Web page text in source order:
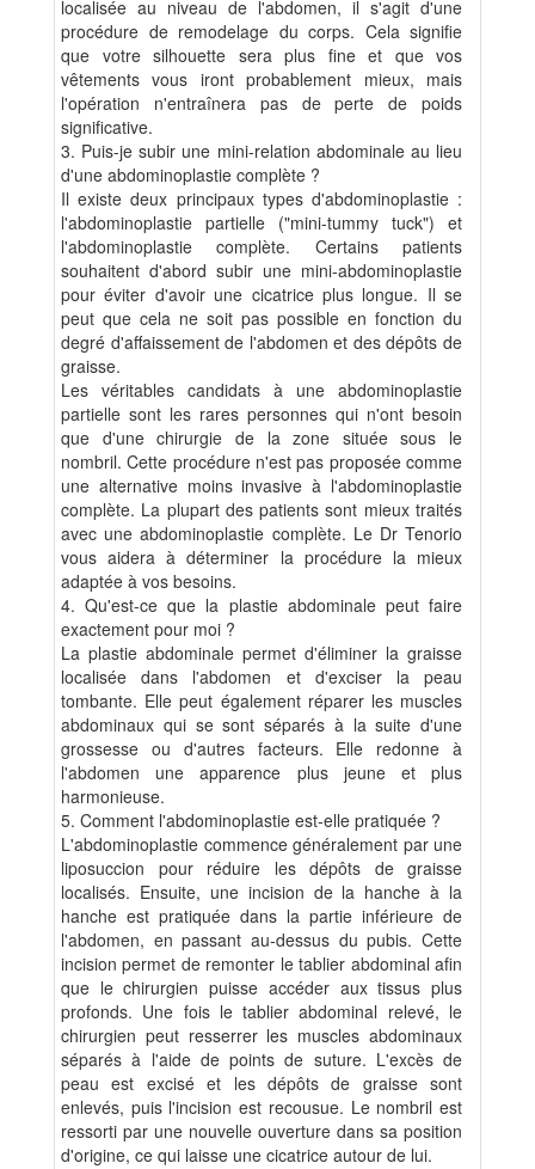
localisée au niveau de l'abdomen, il s'agit d'une
procédure de remodelage du corps. Cela signifie
que votre silhouette sera plus fine et que vos
vêtements vous iront probablement mieux, mais
l'opération n'entraînera pas de perte de poids
significative.
3. Puis-je subir une mini-relation abdominale au lieu
d'une abdominoplastie complète ?
Il existe deux principaux types d'abdominoplastie :
l'abdominoplastie partielle ("mini-tummy tuck") et
l'abdominoplastie complète. Certains patients
souhaitent d'abord subir une mini-abdominoplastie
pour éviter d'avoir une cicatrice plus longue. Il se
peut que cela ne soit pas possible en fonction du
degré d'affaissement de l'abdomen et des dépôts de
graisse.
Les véritables candidats à une abdominoplastie
partielle sont les rares personnes qui n'ont besoin
que d'une chirurgie de la zone située sous le
nombril. Cette procédure n'est pas proposée comme
une alternative moins invasive à l'abdominoplastie
complète. La plupart des patients sont mieux traités
avec une abdominoplastie complète. Le Dr Tenorio
vous aidera à déterminer la procédure la mieux
adaptée à vos besoins.
4. Qu'est-ce que la plastie abdominale peut faire
exactement pour moi ?
La plastie abdominale permet d'éliminer la graisse
localisée dans l'abdomen et d'exciser la peau
tombante. Elle peut également réparer les muscles
abdominaux qui se sont séparés à la suite d'une
grossesse ou d'autres facteurs. Elle redonne à
l'abdomen une apparence plus jeune et plus
harmonieuse.
5. Comment l'abdominoplastie est-elle pratiquée ?
L'abdominoplastie commence généralement par une
liposuccion pour réduire les dépôts de graisse
localisés. Ensuite, une incision de la hanche à la
hanche est pratiquée dans la partie inférieure de
l'abdomen, en passant au-dessus du pubis. Cette
incision permet de remonter le tablier abdominal afin
que le chirurgien puisse accéder aux tissus plus
profonds. Une fois le tablier abdominal relevé, le
chirurgien peut resserrer les muscles abdominaux
séparés à l'aide de points de suture. L'excès de
peau est excisé et les dépôts de graisse sont
enlevés, puis l'incision est recousue. Le nombril est
ressorti par une nouvelle ouverture dans sa position
d'origine, ce qui laisse une cicatrice autour de lui.